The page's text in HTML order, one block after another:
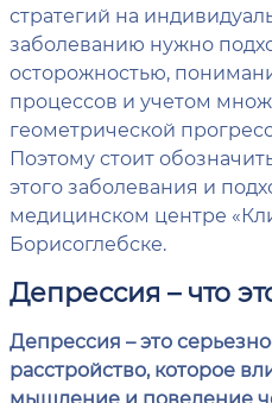
стратегий на
заболеванию нужно
осторожностью,
процессов и учетом
геометрической
Поэтому стоит
этого заболевания и
медицинском центре
Борисоглебске.
Депрессия – что
Депрессия – это
расстройство, которое
мышление и поведение